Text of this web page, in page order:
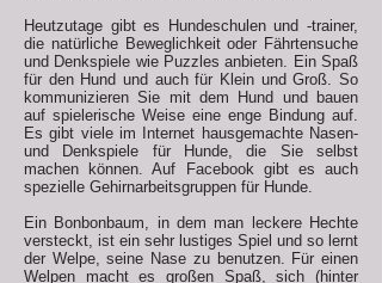
Heutzutage gibt es Hundeschulen und -trainer,
die natürliche Beweglichkeit oder Fährtensuche
und Denkspiele wie Puzzles anbieten. Ein Spaß
für den Hund und auch für Klein und Groß. So
kommunizieren Sie mit dem Hund und bauen
auf spielerische Weise eine enge Bindung auf.
Es gibt viele im Internet hausgemachte Nasen-
und Denkspiele für Hunde, die Sie selbst
machen können. Auf Facebook gibt es auch
spezielle Gehirnarbeitsgruppen für Hunde.
Ein Bonbonbaum, in dem man leckere Hechte
versteckt, ist ein sehr lustiges Spiel und so lernt
der Welpe, seine Nase zu benutzen. Für einen
Welpen macht es großen Spaß, sich (hinter